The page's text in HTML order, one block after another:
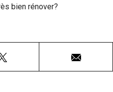
bien rénover?
Courriel